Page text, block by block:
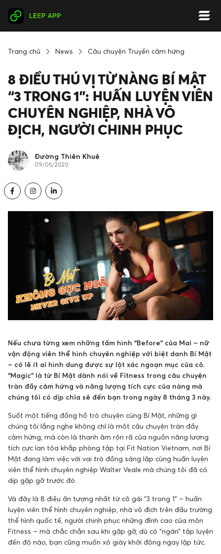
Trang chủ News Câu chuyện Truyền cảm hứng
8 ĐIỀU THÚ VỊ TỪ NÀNG BÍ MẬT
“3 TRONG 1”: HUẤN LUYỆN VIÊN
CHUYÊN NGHIỆP, NHÀ VÔ
ĐỊCH, NGƯỜI CHINH PHỤC
Đường Thiên Khuê
09/05/2020
Nếu chưa từng xem những tấm hình “Before” của Mai – nữ
vận động viên thể hình chuyên nghiệp với biệt danh Bí Mật
– có lẽ ít ai hình dung được sự lột xác ngoạn mục của cô.
“Magic” là từ Bí Mật dành nói về Fitness trong câu chuyện
tràn đầy cảm hứng và năng lượng tích cực của nàng mà
chúng tôi có dịp chia sẻ đến bạn trong ngày 8 tháng 3 này.
Suốt một tiếng đồng hồ trò chuyện cùng Bí Mật, những gì
chúng tôi lắng nghe không chỉ là một câu chuyện tràn đầy
cảm hứng, mà còn là thanh âm rộn rã của nguồn năng lượng
tích cực lan tỏa khắp phòng tập tại Fit Nation Vietnam, nơi Bí
Mật đang làm việc với vai trò đồng sáng lập cùng huấn luyện
viên thể hình chuyên nghiệp Walter Veale mà chúng tôi đã có
dịp gặp gỡ trước đó.
Và đây là 8 điều ấn tượng nhất từ cô gái “3 trong 1” – huấn
luyện viên thể hình chuyên nghiệp, nhà vô địch trên đấu trường
thể hình quốc tế, người chinh phục những đỉnh cao của môn
Fitness – mà chắc chắn sau khi gặp gỡ, dù có “ngán” tập luyện
đến độ nào, bạn cũng muốn xỏ giày khởi động ngay lập tức.